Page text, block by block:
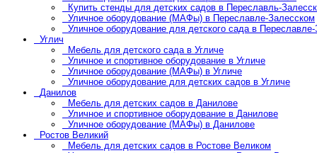
Купить стенды для детских садов в Переславль-
Уличное оборудование (МАФы) в Переславле-Залесском
Уличное оборудование для детского сада в
Углич
Мебель для детского сада в Угличе
Уличное и спортивное оборудование в Угличе
Уличное оборудование (МАФы) в Угличе
Уличное оборудование для детских садов в Угличе
Данилов
Мебель для детских садов в Данилове
Уличное и спортивное оборудование в Данилове
Уличное оборудование (МАФы) в Данилове
Ростов Великий
Мебель для детских садов в Ростове Великом